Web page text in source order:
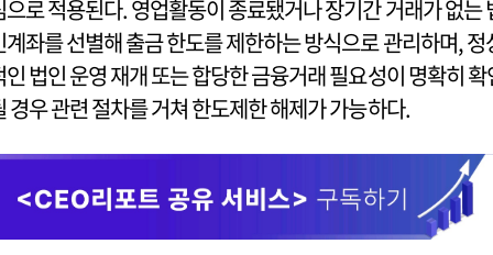
으로 적용된다. 영업활동이 종료됐거나 장기간 거래가 없는
계좌를 선별해 출금 한도를 제한하는 방식으로 관리하며, 정
인 법인 운영 재개 또는 합당한 금융거래 필요성이 명확히 확
경우 관련 절차를 거쳐 한도제한 해제가 가능하다.